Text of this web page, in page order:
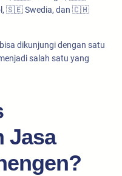
🇸🇪 Swedia, dan 🇨🇭
dikunjungi dengan satu
salah satu yang
Jasa